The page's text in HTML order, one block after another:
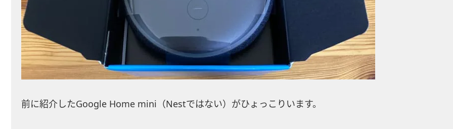
前に紹介したGoogle Home mini（Nestではない）がひょっこりいます。